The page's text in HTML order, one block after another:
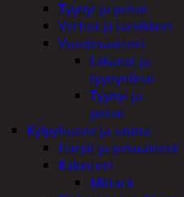
Tyynyt ja peitot
Verhot ja tarvikkeet
Vuodevaatteet
Lakanat ja
tyynynlinat
Tyynyt ja
peitot
Kylpyhuone ja sauna
Harjat ja pesuaineet
Kalusteet
Mittarit